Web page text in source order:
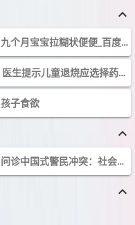
keyboard_arrow_up
九个月宝宝拉糊状便便_百度知道
医生提示儿童退烧应选择药效缓和药品_新闻中心_新浪网
孩子食欲
keyboard_arrow_up
问诊中国式警民冲突：社会怨气积聚点燃导火索－新闻中心－新浪网
keyboard_arrow_up